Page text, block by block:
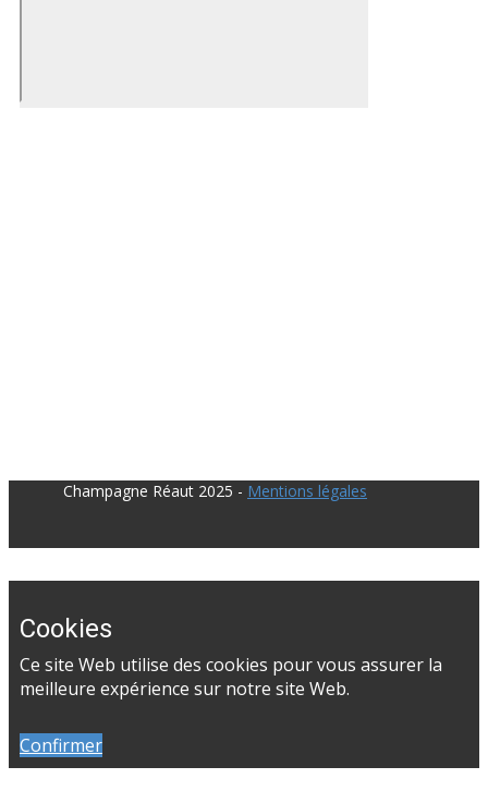
​Champagne Réaut 2025 - Mentions légales
Cookies
Ce site Web utilise des cookies pour vous assurer la
meilleure expérience sur notre site Web.
Confirmer